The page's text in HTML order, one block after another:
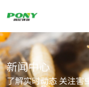
新闻中心
了解实时动态 关注害